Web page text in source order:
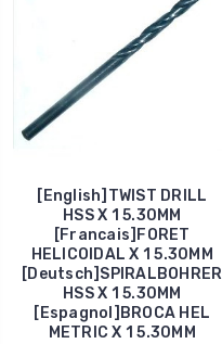
[English]TWIST DRILL
HSS X 1 5.30MM
[Francais]FORET
HELICOIDAL X 1 5.30MM
[Deutsch]SPIRALBOHRER
HSS X 1 5.30MM
[Espagnol]BROCA HEL
METRIC X 1 5.30MM